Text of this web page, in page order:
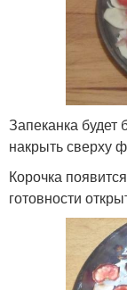
Запеканка
накрыть сверху
Корочка
готовности